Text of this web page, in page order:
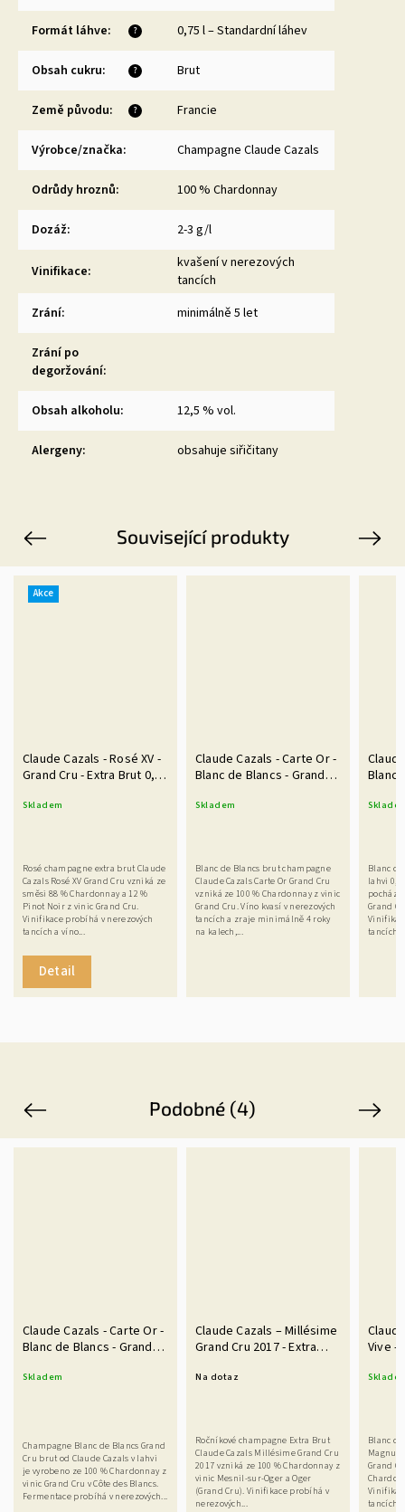
?
Formát láhve: 0,75 l – Standardní láhev
?
Obsah cukru: Brut
?
Země původu: Francie
Výrobce/značka: Champagne Claude Cazals
Odrůdy hroznů: 100 % Chardonnay
Dozáž: 2-3 g/l
Vinifikace:
kvašení v nerezových
tancích
Zrání: minimálně 5 let
Zrání po
degoržování:
Obsah alkoholu: 12,5 % vol.
Alergeny: obsahuje siřičitany
Související produkty
Previous
Akce
Claude Cazals - Rosé XV -
Grand Cru - Extra Brut 0,75
Skladem
Detail
Rosé champagne extra brut Claude
Cazals Rosé XV Grand Cru vzniká ze
směsi 88 % Chardonnay a 12 %
Pinot Noir z vinic Grand Cru.
Vinifikace probíhá v nerezových
tancích a víno...
Claude Cazals - Carte Or -
Blanc de Blancs - Grand
Skladem
Blanc de Blancs brut champagne
Claude Cazals Carte Or Grand Cru
vzniká ze 100 % Chardonnay z vinic
Grand Cru. Víno kvasí v nerezových
tancích a zraje minimálně 4 roky
na kalech,...
Blanc
Blanc
lahvi
pochází
Grand
tancích,
Next
Podobné (4)
Previous
Claude Cazals - Carte Or -
Blanc de Blancs - Grand
Skladem
Champagne Blanc de Blancs Grand
Cru brut od Claude Cazals v lahvi
je vyrobeno ze 100 % Chardonnay z
vinic Grand Cru v Côte des Blancs.
Fermentace probíhá v nerezových...
Claude Cazals – Millésime
Grand Cru 2017 - Extra
Na dotaz
Ročníkové champagne Extra Brut
Claude Cazals Millésime Grand Cru
2017 vzniká ze 100 % Chardonnay z
vinic Mesnil-sur-Oger a Oger
(Grand Cru). Vinifikace probíhá v
nerezových...
Vive -
Blanc
Grand
tancích
Next